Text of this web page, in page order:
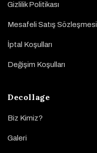
Gizlilik Politikası
Mesafeli Satış Sözleşmesi
İptal Koşulları
Değişim Koşulları
Decollage
Biz Kimiz?
Galeri